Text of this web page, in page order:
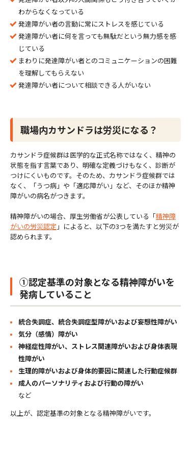
わからなくなっている
発達障がい者の言動に常にストレスを感じている
発達障がい者に何を言っても無駄だという無力感を感
じている
まわりに発達障がい者とのコミュニケーションの困難
を理解してもらえない
発達障がい者について相談できる人がいない
職場内カサンドラは労災になる？
カサンドラ症候群は医学的な正式名称ではなく、精神の
状態を指す言葉であり、明確な定義づけもなく、診断が
つけにくいものです。そのため、カサンドラ症候群では
なく、「うつ病」や「適応障がい」など、そのほか精神
障がいの病名がつきます。
精神障がいの場合、厚生労働省が公表している「精神障
がいの労災認定 」によると、以下の3つを満たすと労災が
認められます。
①認定基準の対象となる精神障がいを
発病していること
統合失調症、統合失調症型障がいおよび妄想性障がい
気分（感情）障がい
神経症性障がい、ストレス関連障がいおよび身体表現
性障がい
生理的障がいおよび身体的要因に関連した行動症候群
成人のパーソナリティおよび行動の障がい
など
以上が、認定基準の対象となる精神障がいです。